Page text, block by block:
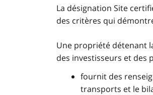
La désignation Site
des critères qui
Une propriété détenant
des investisseurs et des
fournit des
transports et le